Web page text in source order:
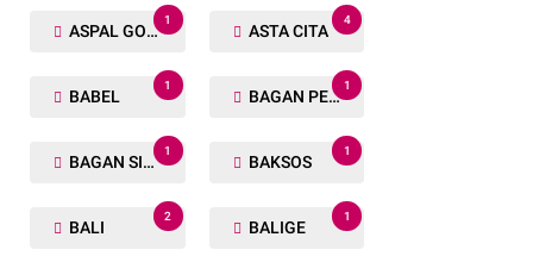
ASPAL GORENG
1
ASTA CITA
4
BABEL
1
BAGAN PETE
1
BAGAN SIAPIN API
1
BAKSOS
1
BALI
2
BALIGE
1